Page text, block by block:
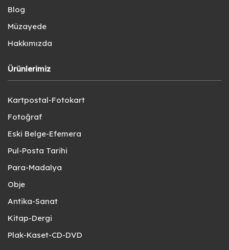
Blog
Müzayede
Hakkımızda
Ürünlerimiz
Kartpostal-Fotokart
Fotoğraf
Eski Belge-Efemera
Pul-Posta Tarihi
Para-Madalya
Obje
Antika-Sanat
Kitap-Dergi
Plak-Kaset-CD-DVD